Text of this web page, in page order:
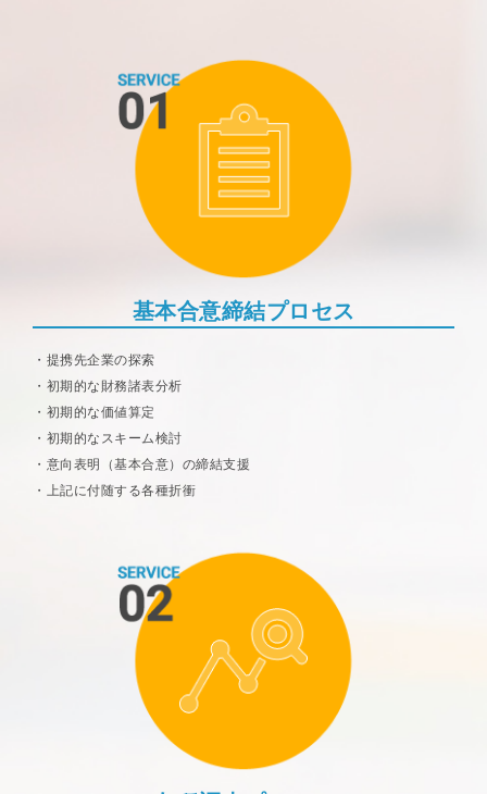
基本合意締結プロセス
提携先企業の探索
初期的な財務諸表分析
初期的な価値算定
初期的なスキーム検討
意向表明（基本合意）の締結支援
上記に付随する各種折衝